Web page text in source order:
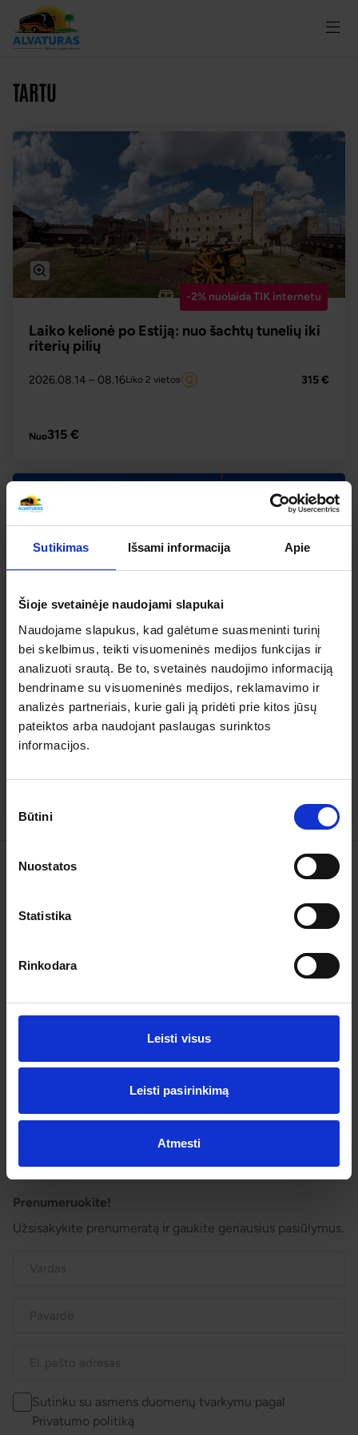
Sutikimas Išsami informacija Apie
Šioje svetainėje naudojami slapukai
Naudojame slapukus, kad galėtume suasmeninti turinį
bei skelbimus, teikti visuomeninės medijos funkcijas ir
analizuoti srautą. Be to, svetainės naudojimo informaciją
bendriname su visuomeninės medijos, reklamavimo ir
analizės partneriais, kurie gali ją pridėti prie kitos jūsų
pateiktos arba naudojant paslaugas surinktos
informacijos.
pasirinkimas
Būtini
Nuostatos
Statistika
Rinkodara
Leisti visus
Leisti pasirinkimą
Atmesti
TARTU
-2% nuolaida TIK internetu
Laiko kelionė po Estiją: nuo šachtų tunelių iki
riterių pilių
2026.08.14 – 08.16Liko 2 vietos 315 €
Nuo315 €
-2% nuolaida TIK internetu
5 Top
Interaktyvus savaitgalis Estijoje. Smagūs
nuotykiai mokslo centre Ahhaa–Jūrų
muziejus Lennusadam
2026.10.10
Garantuoti išvykimai
Kontaktai
Pagalba ir informacija
Vienos dienos kelionių sąlygos
Kelionės sutartis
Prenumeruokite!
Užsisakykite prenumeratą ir gaukite geriausius pasiūlymus.
Sutinku su asmens duomenų tvarkymu pagal
Privatumo politiką